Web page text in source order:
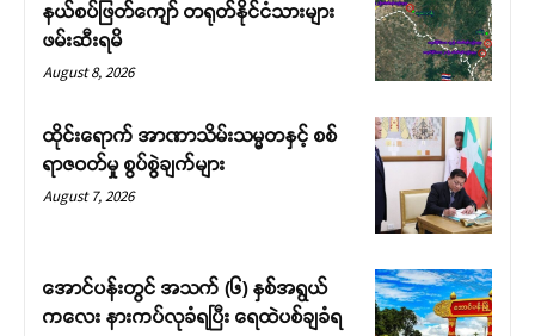
နယ်စပ်ဖြတ်ကျော် တရုတ်နိုင်ငံသားများ
ဖမ်းဆီးရမိ
August 8, 2026
ထိုင်းရောက် အာဏာသိမ်းသမ္မတနှင့် စစ်
ရာဇဝတ်မှု စွပ်စွဲချက်များ
August 7, 2026
အောင်ပန်းတွင် အသက် (၆) နှစ်အရွယ်
ကလေး နားကပ်လုခံရပြီး ရေထဲပစ်ချခံရ